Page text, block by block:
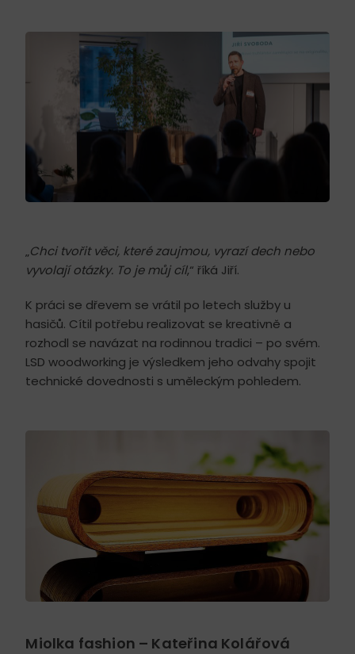
„Chci tvořit věci, které zaujmou, vyrazí dech nebo
vyvolají otázky. To je můj cíl,“ říká Jiří.
K práci se dřevem se vrátil po letech služby u
hasičů. Cítil potřebu realizovat se kreativně a
rozhodl se navázat na rodinnou tradici – po svém.
LSD woodworking je výsledkem jeho odvahy spojit
technické dovednosti s uměleckým pohledem.
Miolka fashion – Kateřina Kolářová